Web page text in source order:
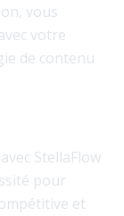
vous
votre
de contenu
StellaFlow
pour
et